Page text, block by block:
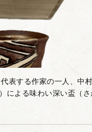
表する作家の一人、中
による味わい深い盃（